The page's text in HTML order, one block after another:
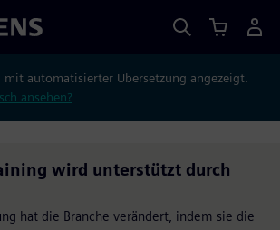
mit automatisierter Übersetzung angezeigt.
ansehen?
wird unterstützt durch
hat die Branche verändert, indem sie die